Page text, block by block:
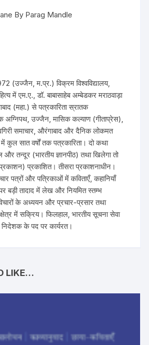
By Parag Mandle
(उज्जैन, म.प्र.) विक्रम विश्वविद्यालय,
में एम.ए., डॉ. बाबासाहेब अम्बेडकर मराठवाड़ा
(महा.) से पत्रकारिता स्रातक
अग्निपथ, उज्जैन, मासिक कल्याण (गीताप्रेस),
समाचार, औरंगाबाद और दैनिक लोकमत
कुल सात वर्षों तक पत्रकारिता। दो कथा
तन्दूर (भारतीय ज्ञानपीठ) तथा खिलेगा तो
प्रकाशित। तीसरा प्रकाशनाधीन।
पत्रों और पत्रिकाओं में कविताएँ, कहानियाँ
पर बड़ी तादाद में लेख और नियमित स्तम्भ
के अध्ययन और प्रचार-प्रसार तथा
में सक्रिय। फिलहाल, भारतीय सूचना सेवा
के पद पर कार्यरत।
LIKE…